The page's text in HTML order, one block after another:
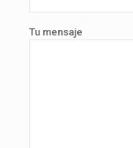
Tu mensaje